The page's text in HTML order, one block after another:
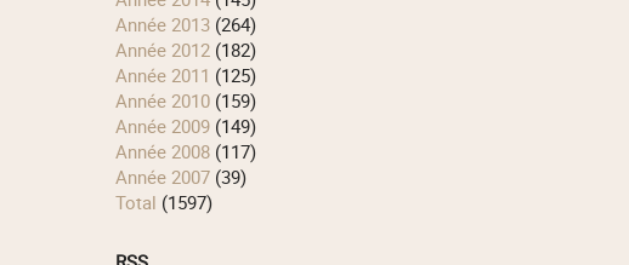
année 2013(264)
année 2012(182)
année 2011 (125)
année 2010(159)
année 2009(149)
année 2008(117)
année 2007(39)
total (1597)